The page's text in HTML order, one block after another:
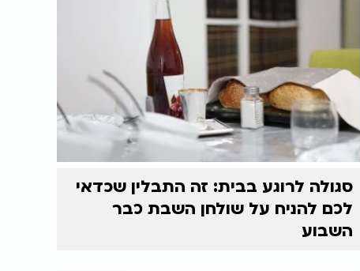
סגולה לרוגע בבית: זה התבלין שכדאי
לכם להניח על שולחן השבת כבר
השבוע